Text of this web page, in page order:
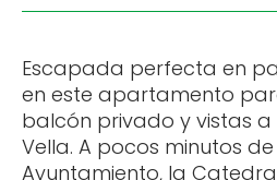
Escapada perfecta en
en este apartamento
balcón privado y vistas
Vella. A pocos minutos
Ayuntamiento, la